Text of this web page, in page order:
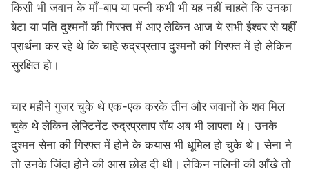
किसी भी जवान के माँ-बाप या पत्नी कभी भी यह नहीं चाहते कि उनका
बेटा या पति दुश्मनों की गिरफ्त में आए लेकिन आज ये सभी ईश्वर से यहीं
प्रार्थना कर रहे थे कि चाहे रुद्रप्रताप दुश्मनों की गिरफ्त में हो लेकिन
सुरक्षित हो।
चार महीने गुजर चुके थे एक-एक करके तीन और जवानों के शव मिल
चुके थे लेकिन लेफ्टिनेंट रुद्रप्रताप रॉय अब भी लापता थे। उनके
दुश्मन सेना की गिरफ्त में होने के कयास भी धूमिल हो चुके थे। सेना ने
तो उनके जिंदा होने की आस छोड़ दी थी। लेकिन नलिनी की आँखे तो